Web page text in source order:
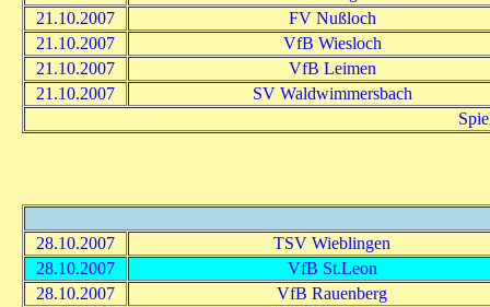
21.10.2007
FV Nußloch
21.10.2007
VfB Wiesloch
21.10.2007
VfB Leimen
21.10.2007
SV Waldwimmersbach
28.10.2007
TSV Wieblingen
28.10.2007
VfB St.Leon
28.10.2007
VfB Rauenberg